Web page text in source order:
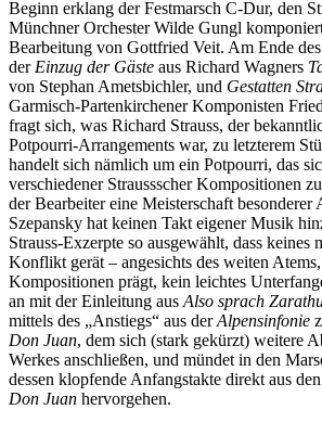
Beginn erklang der Festmarsch C-Dur, den
Münchner Orchester Wilde Gungl
Bearbeitung von Gottfried Veit. Am Ende des
der Einzug der Gäste aus Richard Wagners
von Stephan Ametsbichler, und Gestatten
Garmisch-Partenkirchener Komponisten
fragt sich, was Richard Strauss, der
Potpourri-Arrangements war, zu letzterem
handelt sich nämlich um ein Potpourri, das
verschiedener Straussscher Kompositionen
der Bearbeiter eine Meisterschaft besonderer
Szepansky hat keinen Takt eigener Musik
Strauss-Exzerpte so ausgewählt, dass keines
Konflikt gerät – angesichts des weiten
Kompositionen prägt, kein leichtes
an mit der Einleitung aus Also sprach
mittels des „Anstiegs“ aus derAlpensinfonie
Don Juan, dem sich (stark gekürzt) weitere
Werkes anschließen, und mündet in den
dessen klopfende Anfangstakte direkt aus
Don Juan hervorgehen.